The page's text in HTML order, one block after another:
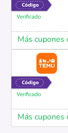
Más cupones
Más cupones